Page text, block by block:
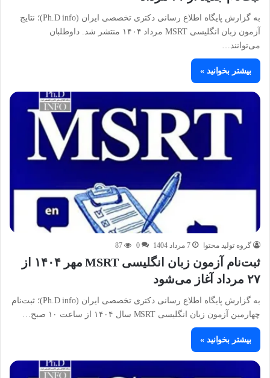
به گزارش پایگاه اطلاع رسانی دکتری تخصصی ایران (Ph.D info)؛ نتایج
آزمون زبان انگلیسی MSRT مرداد ۱۴۰۴ منتشر شد. داوطلبان
می‌توانند…
بیشتر بخوانید »
گروه تولید محتوا 7 مرداد 1404 0
87
ثبت‌نام آزمون زبان انگلیسی MSRT مهر ۱۴۰۴ از
۲۷ مرداد آغاز می‌شود
به گزارش پایگاه اطلاع رسانی دکتری تخصصی ایران (Ph.D info)؛ ثبت‌نام
چهارمین آزمون زبان انگلیسی MSRT سال ۱۴۰۴ از ساعت ۱۰ صبح…
بیشتر بخوانید »